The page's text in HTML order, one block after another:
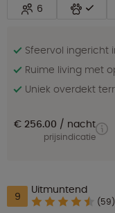
6
Sfeervol ingericht
Ruime living met
Uniek overdekt
€ 256.00 nacht
prijsindicatie
9 Uitmuntend
(59)